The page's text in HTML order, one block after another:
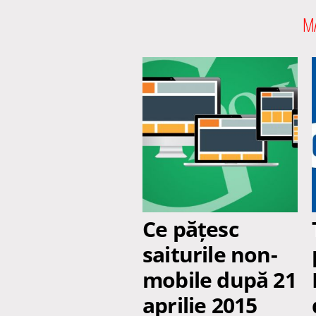
Ce pățesc
saiturile non-
mobile după 21
aprilie 2015